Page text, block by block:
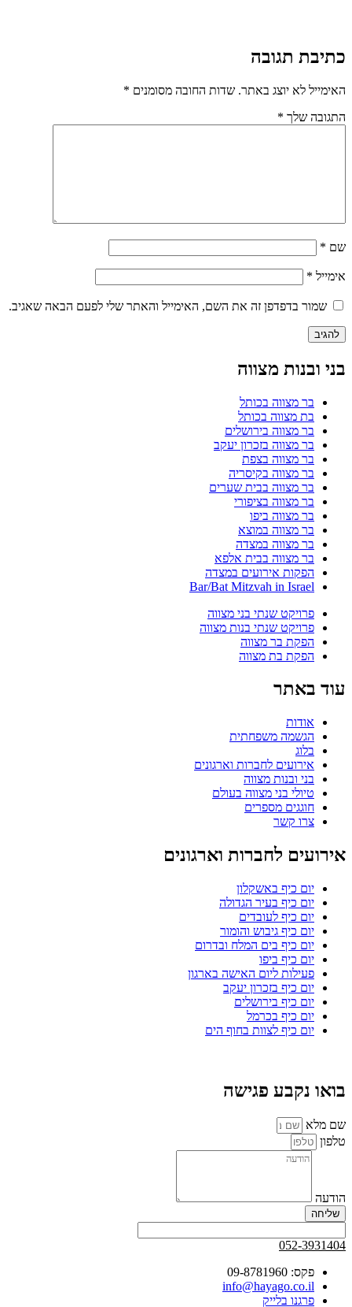
כתיבת תגובה
האימייל לא יוצג באתר. שדות החובה מסומנים *
התגובה שלך *
שם *
אימייל *
שמור בדפדפן זה את השם, האימייל והאתר שלי לפעם הבאה שאגיב.
בני ובנות מצווה
בר מצווה בכותל
בת מצווה בכותל
בר מצווה בירושלים
בר מצווה בזכרון יעקב
בר מצווה בצפת
בר מצווה בקיסריה
בר מצווה בבית שערים
בר מצווה בציפורי
בר מצווה ביפו
בר מצווה במוצא
בר מצווה במצדה
בר מצווה בבית אלפא
הפקות אירועים במצדה
Bar/Bat Mitzvah in Israel
פרויקט שנתי בני מצווה
פרויקט שנתי בנות מצווה
הפקת בר מצווה
הפקת בת מצווה
עוד באתר
אודות
הגשמה משפחתית
בלוג
אירועים לחברות וארגונים
בני ובנות מצווה
טיולי בני מצווה בעולם
חוגגים מספרים
צרו קשר
אירועים לחברות וארגונים
יום כיף באשקלון
יום כיף בעיר הגדולה
יום כיף לעובדים
יום כיף גיבוש והומור
יום כיף בים המלח ובדרום
יום כיף ביפו
פעילות ליום האישה בארגון
יום כיף בזכרון יעקב
יום כיף בירושלים
יום כיף בכרמל
יום כיף לצוות בחוף הים
בואו נקבע פגישה
שם מלא
טלפון
הודעה
שליחה
052-3931404
פקס: 09-8781960
info@hayago.co.il
פרגנו בלייק